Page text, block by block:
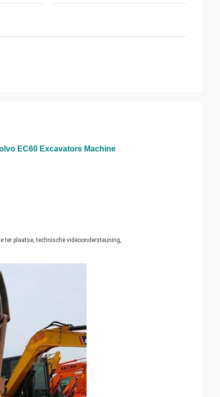
EC60 Excavators Machine
ter plaatse, technische videoondersteuning,